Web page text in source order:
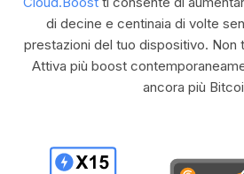
di decine e centinaia di volte
prestazioni del tuo dispositivo. Non
Attiva più boost
ancora più